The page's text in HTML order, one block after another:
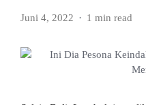
Juni 4, 2022 1 min read